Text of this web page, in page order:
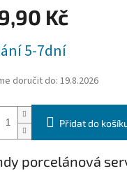
Kč
5-7dní
doručit do:19.8.2026
Přidat do
porcelánová